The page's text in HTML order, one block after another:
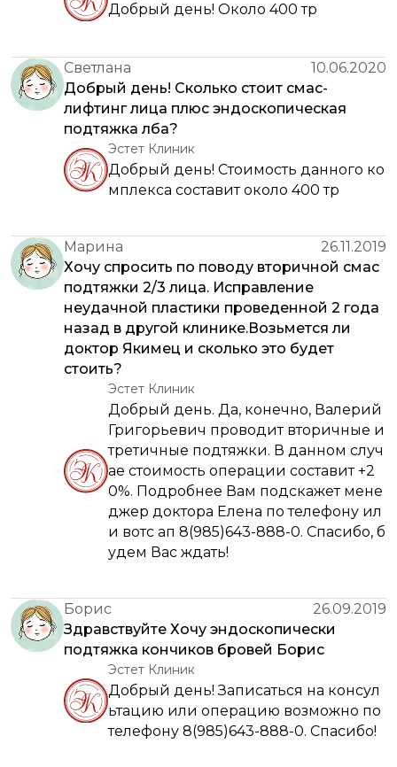
Добрый день! Около 400 тр
Светлана
10.06.2020
Добрый день! Сколько стоит смас-
лифтинг лица плюс эндоскопическая
подтяжка лба?
Эстет Клиник
Добрый день! Стоимость данного ко
мплекса составит около 400 тр
Марина
26.11.2019
Хочу спросить по поводу вторичной смас
подтяжки 2/3 лица. Исправление
неудачной пластики проведенной 2 года
назад в другой клинике.Возьмется ли
доктор Якимец и сколько это будет
стоить?
Эстет Клиник
Добрый день. Да, конечно, Валерий
Григорьевич проводит вторичные и
третичные подтяжки. В данном случ
ае стоимость операции составит +2
0%. Подробнее Вам подскажет мене
джер доктора Елена по телефону ил
и вотс ап 8(985)643-888-0. Спасибо, б
удем Вас ждать!
Борис
26.09.2019
Здравствуйте Хочу эндоскопически
подтяжка кончиков бровей Борис
Эстет Клиник
Добрый день! Записаться на консул
ьтацию или операцию возможно по
телефону 8(985)643-888-0. Спасибо!